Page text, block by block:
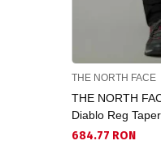
THE NORTH FACE
THE NORTH
Diablo Reg
684.77 RON